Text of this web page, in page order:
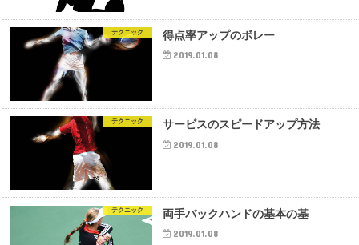
テクニック 得点率アップのボレー
2019.01.08
テクニック サービスのスピードアップ方法
2019.01.08
テクニック 両手バックハンドの基本の基
2019.01.08